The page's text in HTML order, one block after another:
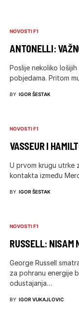
NOVOSTI F1
ANTONELLI:
Poslije nekoliko
pobjedama. Pritom
BY IGOR ŠESTAK
NOVOSTI F1
VASSEUR I
U prvom krugu utrke
kontakta između
BY IGOR ŠESTAK
NOVOSTI F1
RUSSELL: NISAM
George Russell
za pohranu energije
odustajanja…
BY IGOR VUKAJLOVIC